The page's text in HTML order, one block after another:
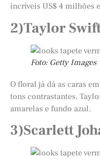
incríveis US$ 4 milhões
2)Taylor
Foto: Getty Images
O floral já dá as caras
tons contrastantes.
amarelas e fundo azul.
3)Scarlett